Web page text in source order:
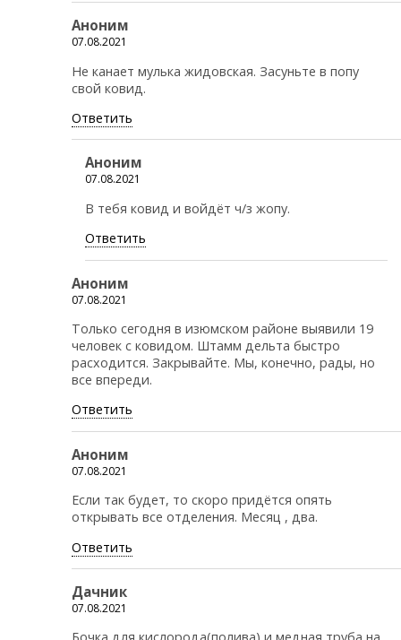
Аноним
07.08.2021
Не канает мулька жидовская. Засуньте в попу
свой ковид.
Ответить
Аноним
07.08.2021
В тебя ковид и войдёт ч/з жопу.
Ответить
Аноним
07.08.2021
Только сегодня в изюмском районе выявили 19
человек с ковидом. Штамм дельта быстро
расходится. Закрывайте. Мы, конечно, рады, но
все впереди.
Ответить
Аноним
07.08.2021
Если так будет, то скоро придётся опять
открывать все отделения. Месяц , два.
Ответить
Дачник
07.08.2021